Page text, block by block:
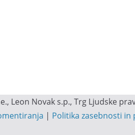
Leon Novak s.p., Trg Ljudske
| Politika zasebnosti in